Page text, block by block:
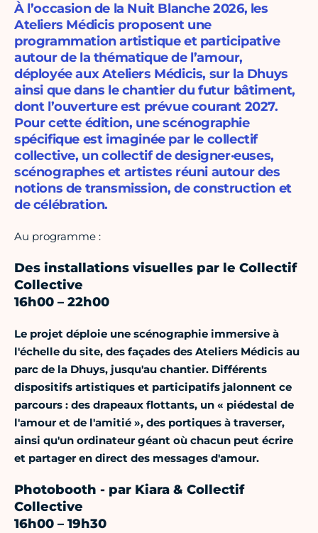
À l’occasion de la Nuit Blanche 2026, les
Ateliers Médicis proposent une
programmation artistique et participative
autour de la thématique de l’amour,
déployée aux Ateliers Médicis, sur la Dhuys
ainsi que dans le chantier du futur bâtiment,
dont l’ouverture est prévue courant 2027.
Pour cette édition, une scénographie
spécifique est imaginée par le collectif
collective, un collectif de designer·euses,
scénographes et artistes réuni autour des
notions de transmission, de construction et
de célébration.
Au programme :
Des installations visuelles par le Collectif
Collective
16h00 – 22h00
Le projet déploie une scénographie immersive à
l'échelle du site, des façades des Ateliers Médicis au
parc de la Dhuys, jusqu'au chantier. Différents
dispositifs artistiques et participatifs jalonnent ce
parcours : des drapeaux flottants, un « piédestal de
l'amour et de l'amitié », des portiques à traverser,
ainsi qu'un ordinateur géant où chacun peut écrire
et partager en direct des messages d'amour.
Photobooth - par Kiara & Collectif
Collective
16h00 – 19h30